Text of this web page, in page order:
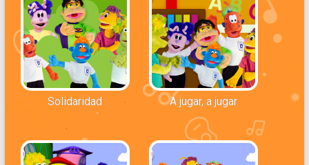
Solidaridad A jugar, a jugar